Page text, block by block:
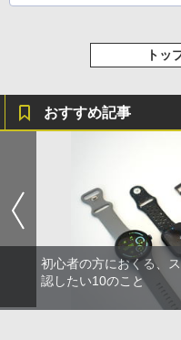
トッ
おすすめ記事
初心者の方におくる、
認したい10のこと